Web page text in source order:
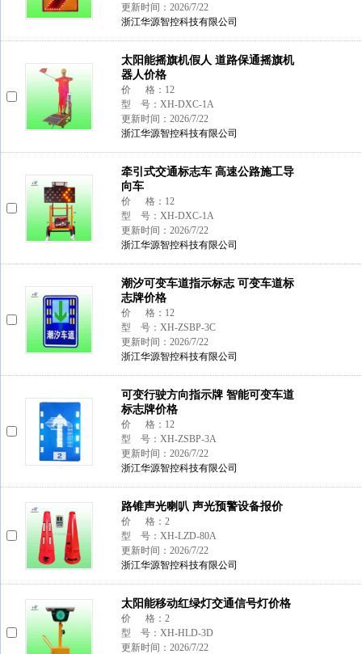
更新时间：2026/7/22
浙江华源智控科技有限公司
太阳能摇旗机假人 道路保通摇旗机
器人价格
价 格：12
型 号：XH-DXC-1A
更新时间：2026/7/22
浙江华源智控科技有限公司
牵引式交通标志车 高速公路施工导
向车
价 格：12
型 号：XH-DXC-1A
更新时间：2026/7/22
浙江华源智控科技有限公司
潮汐可变车道指示标志 可变车道标
志牌价格
价 格：12
型 号：XH-ZSBP-3C
更新时间：2026/7/22
浙江华源智控科技有限公司
可变行驶方向指示牌 智能可变车道
标志牌价格
价 格：12
型 号：XH-ZSBP-3A
更新时间：2026/7/22
浙江华源智控科技有限公司
路锥声光喇叭 声光预警设备报价
价 格：2
型 号：XH-LZD-80A
更新时间：2026/7/22
浙江华源智控科技有限公司
太阳能移动红绿灯交通信号灯价格
价 格：2
型 号：XH-HLD-3D
更新时间：2026/7/22